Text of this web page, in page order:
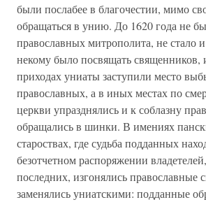
были послабее в благочестии, мимо
обращаться в унию. До 1620 года не
православных митрополита, не стало
некому было посвящать священников,
приходах униаты заступили место
православных, а в иных местах по
церкви упразднялись и к соблазну
обращались в шинки. В имениях
староствах, где судьба подданных
безотчетном распоряжении
последних, изгонялись православные
заменялись униатскими: подданные